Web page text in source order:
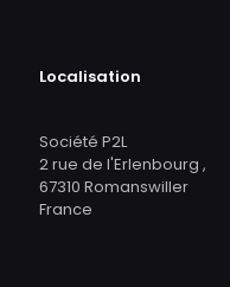
Localisation
Société P2L
2 rue de l'Erlenbourg ,
67310 Romanswiller
France